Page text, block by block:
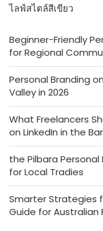
ไลฟ์สไตล์สีเขียว
Beginner-Friendly
for Regional
Personal Branding
Valley in 2026
What Freelancers
on LinkedIn in the
the Pilbara Personal
for Local Tradies
Smarter Strategies
Guide for Australian